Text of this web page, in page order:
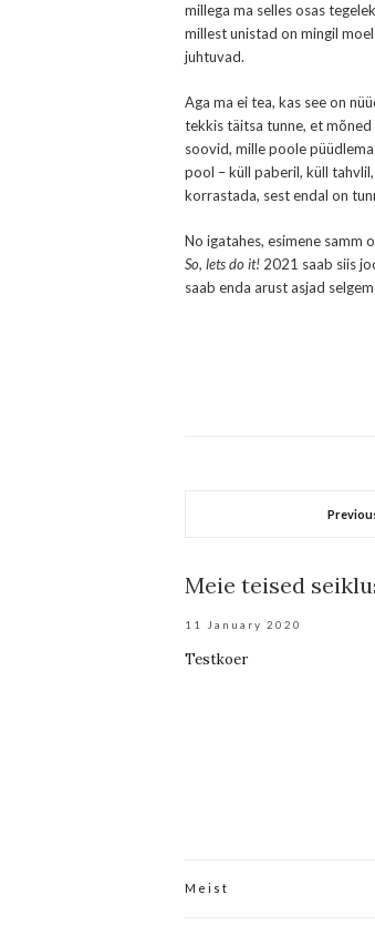
millega ma selles osas
millest unistad on mingil
juhtuvad.
Aga ma ei tea, kas see on
tekkis täitsa tunne, et mõned
soovid, mille poole
pool – küll paberil, küll
korrastada, sest endal on
No igatahes, esimene samm
So, lets do it! 2021 saab siis
saab enda arust asjad
Meie teised
11 January 2020
Testkoer
Meist